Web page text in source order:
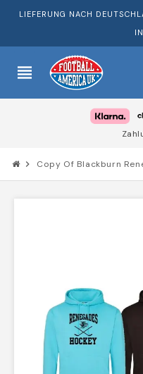
LIEFERUNG NACH
view_headline
chevron_right Copy Of Blackburn